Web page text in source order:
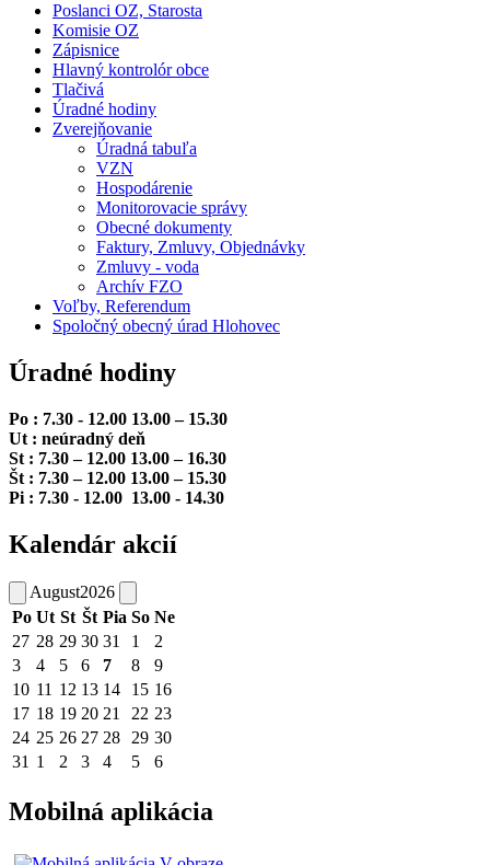
Poslanci OZ, Starosta
Komisie OZ
Zápisnice
Hlavný kontrolór obce
Tlačivá
Úradné hodiny
Zverejňovanie
Úradná tabuľa
VZN
Hospodárenie
Monitorovacie správy
Obecné dokumenty
Faktury, Zmluvy, Objednávky
Zmluvy - voda
Archív FZO
Voľby, Referendum
Spoločný obecný úrad Hlohovec
Úradné hodiny
Po : 7.30 - 12.00 13.00 – 15.30
Ut : neúradný deň
St : 7.30 – 12.00 13.00 – 16.30
Št : 7.30 – 12.00 13.00 – 15.30
Pi : 7.30 - 12.00 13.00 - 14.30
Kalendár akcií
August2026
Po Ut St Št Pia So Ne
27 28 29 30 31 1
2
3
4 5 6 7 8
9
10 11 12 13 14 15 16
17 18 19 20 21 22 23
24 25 26 27 28 29 30
31 1 2 3 4 5 6
Mobilná aplikácia